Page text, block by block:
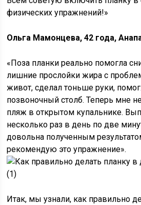
физических упражнений!»
Ольга Мамонцева, 42 года,
«Поза планки реально помогла
лишние прослойки жира с
живот, сделал тоньше руки,
позвоночный столб. Теперь мне
пляж в открытом купальнике.
несколько раз в день по две
довольна полученным
рекомендую это упражнение».
Итак, мы узнали, как правильно